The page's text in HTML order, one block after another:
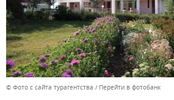
© Фото с сайта турагентства Перейти в фотобанк